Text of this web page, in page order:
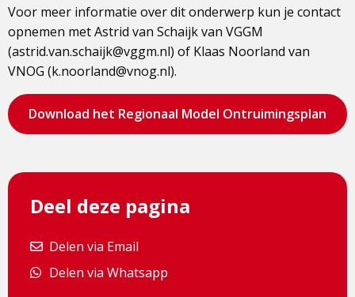
Voor meer informatie over dit onderwerp kun je contact
opnemen met Astrid van Schaijk van VGGM
(astrid.van.schaijk@vggm.nl) of Klaas Noorland van
VNOG (k.noorland@vnog.nl).
Bezoek
de
Download het Regionaal Model Ontruimingsplan
Deel deze pagina
Delen via Email
Delen via Email
Delen via Whatsapp
Delen via Whatsapp